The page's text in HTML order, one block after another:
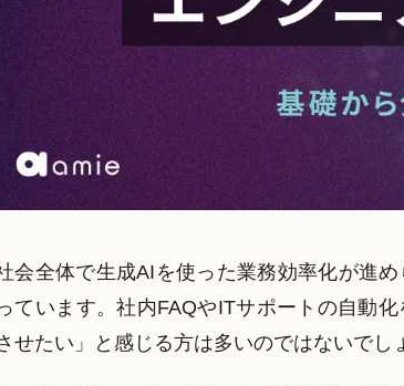
会全体で生成AIを使った業務効率化が進
ています。社内FAQやITサポートの自動
せたい」と感じる方は多いのではないでし